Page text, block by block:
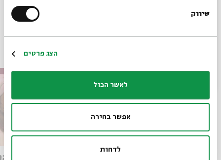
שיווק
הצג פרטים
לאשר הכול
אפשר בחירה
לדחות
ה' | 20:30